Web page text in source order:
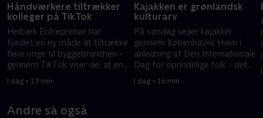
Håndværkere tiltrækker
kolleger på TikTok
Heibæk Entreprenør har
fundet en ny måde at tiltrække
flere unge til byggebranchen -
gennem TikTok viser de, at en
fællesskab og humor.
I dag • 13 min
Kajakken er grønlandsk
kulturarv
På søndag sejler kajakker
gennem Københavns Havn i
anledning af Den Internationale
Dag for oprindelige folk - det
grønlandsk kulturarv.
I dag • 16 min
Andre så også